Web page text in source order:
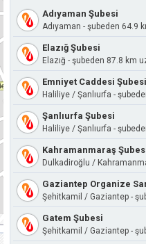
Adıyaman Şubesi
Adıyaman - şubeden 64.9
Elazığ Şubesi
Elazığ - şubeden 87.8 km
Emniyet Caddesi Şubesi
Haliliye / Şanlıurfa -
Şanlıurfa Şubesi
Haliliye / Şanlıurfa -
Kahramanmaraş
Gaziantep Organize
Şehitkamil / Gaziantep -
Gatem Şubesi
Şehitkamil / Gaziantep -